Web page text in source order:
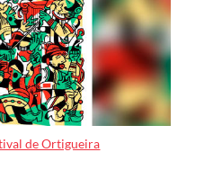
de Ortigueira